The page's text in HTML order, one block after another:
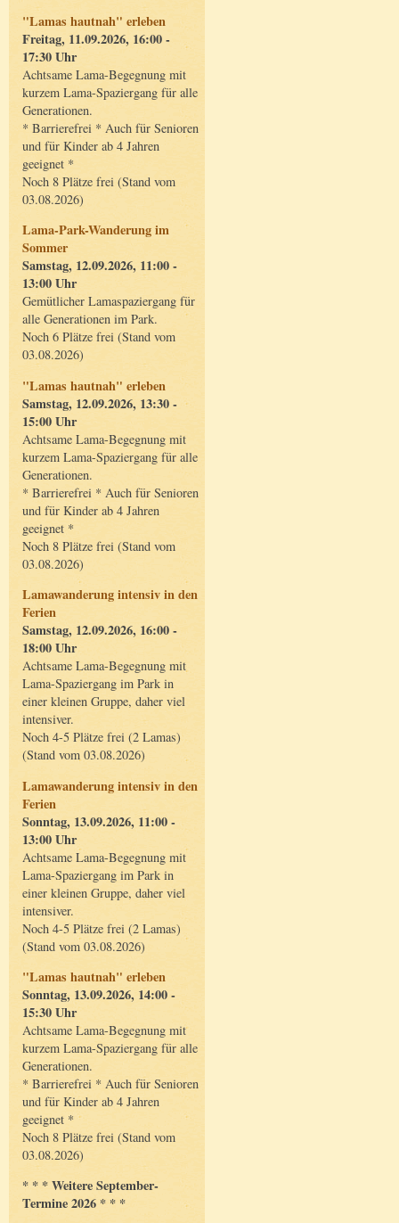
"Lamas hautnah" erleben
Freitag, 11.09.2026, 16:00 -
17:30 Uhr
Achtsame Lama-Begegnung mit
kurzem Lama-Spaziergang für alle
Generationen.
* Barrierefrei * Auch für Senioren
und für Kinder ab 4 Jahren
geeignet *
Noch 8 Plätze frei (Stand vom
03.08.2026)
Lama-Park-Wanderung im
Sommer
Samstag, 12.09.2026, 11:00 -
13:00 Uhr
Gemütlicher Lamaspaziergang für
alle Generationen im Park.
Noch 6 Plätze frei (Stand vom
03.08.2026)
"Lamas hautnah" erleben
Samstag, 12.09.2026, 13:30 -
15:00 Uhr
Achtsame Lama-Begegnung mit
kurzem Lama-Spaziergang für alle
Generationen.
* Barrierefrei * Auch für Senioren
und für Kinder ab 4 Jahren
geeignet *
Noch 8 Plätze frei (Stand vom
03.08.2026)
Lamawanderung intensiv in den
Ferien
Samstag, 12.09.2026, 16:00 -
18:00 Uhr
Achtsame Lama-Begegnung mit
Lama-Spaziergang im Park in
einer kleinen Gruppe, daher viel
intensiver.
Noch 4-5 Plätze frei (2 Lamas)
(Stand vom 03.08.2026)
Lamawanderung intensiv in den
Ferien
Sonntag, 13.09.2026, 11:00 -
13:00 Uhr
Achtsame Lama-Begegnung mit
Lama-Spaziergang im Park in
einer kleinen Gruppe, daher viel
intensiver.
Noch 4-5 Plätze frei (2 Lamas)
(Stand vom 03.08.2026)
"Lamas hautnah" erleben
Sonntag, 13.09.2026, 14:00 -
15:30 Uhr
Achtsame Lama-Begegnung mit
kurzem Lama-Spaziergang für alle
Generationen.
* Barrierefrei * Auch für Senioren
und für Kinder ab 4 Jahren
geeignet *
Noch 8 Plätze frei (Stand vom
03.08.2026)
* * * Weitere September-
Termine 2026 * * *